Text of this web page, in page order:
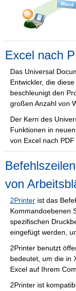
Excel nach
Das Universal
Entwickler, die
beschleunigt den
großen Anzahl von
Der Kern des
Funktionen in
von Excel nach
von
2Printer ist das
Kommandoebenen
spezifischen
eingefügt werden,
2Printer benutzt
bedeutet, um die in
Excel auf Ihrem
2Printer ist